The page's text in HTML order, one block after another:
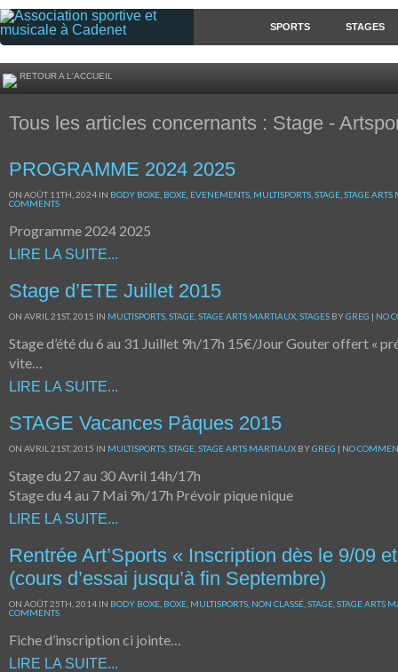
SPORTS STAGES
RETOUR A L'ACCUEIL
Tous les articles concernants : Stage -
PROGRAMME 2024 2025
ON AOÛT 11TH, 2024 IN BODY BOXE BOXE EVENEMENTS MULTISPORTS STAGE STAGE
COMMENTS
Programme 2024 2025
LIRE LA SUITE...
Stage d’ETE Juillet 2015
ON AVRIL 21ST, 2015 IN MULTISPORTS STAGE STAGE ARTS MARTIAUX STAGES BYGREG | NO
Stage d’été du 6 au 31 Juillet 9h/17h 15€/Jour Gouter offert «
vite…
LIRE LA SUITE...
STAGE Vacances Pâques 2015
ON AVRIL 21ST, 2015 IN MULTISPORTS STAGE STAGE ARTS MARTIAUX BYGREG | NO
Stage du 27 au 30 Avril 14h/17h
Stage du 4 au 7 Mai 9h/17h Prévoir pique nique
LIRE LA SUITE...
Rentrée Art’Sports « Inscription dès le 9/09
(cours d’essai jusqu’à fin Septembre)
ON AOÛT 25TH, 2014 IN BODY BOXE BOXE MULTISPORTS NON CLASSÉ STAGE STAGE ARTS
COMMENTS
Fiche d’inscription ci jointe…
LIRE LA SUITE...